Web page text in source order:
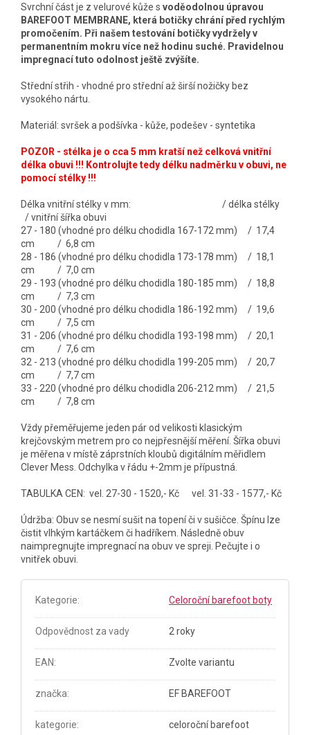
Svrchní část je z velurové kůže s voděodolnou úpravou
BAREFOOT MEMBRANE, která botičky chrání před rychlým
promočením. Při našem testování botičky vydržely v
permanentním mokru více než hodinu suché. Pravidelnou
impregnací tuto odolnost ještě zvýšíte.
Střední střih - vhodné pro střední až širší nožičky bez
vysokého nártu.
Materiál: svršek a podšívka - kůže, podešev - syntetika
POZOR - stélka je o cca 5 mm kratší než celková vnitřní
délka obuvi !!! Kontrolujte tedy délku nadměrku v obuvi, ne
pomocí stélky !!!
Délka vnitřní stélky v mm: / délka stélky
/ vnitřní šířka obuvi
27 - 180 (vhodné pro délku chodidla 167-172 mm) / 17,4
cm / 6,8 cm
28 - 186 (vhodné pro délku chodidla 173-178 mm) / 18,1
cm / 7,0 cm
29 - 193 (vhodné pro délku chodidla 180-185 mm) / 18,8
cm / 7,3 cm
30 - 200 (vhodné pro délku chodidla 186-192 mm) / 19,6
cm / 7,5 cm
31 - 206 (vhodné pro délku chodidla 193-198 mm) / 20,1
cm / 7,6 cm
32 - 213 (vhodné pro délku chodidla 199-205 mm) / 20,7
cm / 7,7 cm
33 - 220 (vhodné pro délku chodidla 206-212 mm) / 21,5
cm / 7,8 cm
Vždy přeměřujeme jeden pár od velikosti klasickým
krejčovským metrem pro co nejpřesnější měření. Šířka obuvi
je měřena v místě záprstních kloubů digitálním měřidlem
Clever Mess. Odchylka v řádu +-2mm je přípustná.
TABULKA CEN: vel. 27-30 - 1520,- Kč vel. 31-33 - 1577,- Kč
Údržba: Obuv se nesmí sušit na topení či v sušičce. Špínu lze
čistit vlhkým kartáčkem či hadříkem. Následně obuv
naimpregnujte impregnací na obuv ve spreji. Pečujte i o
vnitřek obuvi.
Kategorie: Celoroční barefoot boty
Odpovědnost za vady 2 roky
EAN: Zvolte variantu
značka: EF BAREFOOT
kategorie: celoroční barefoot